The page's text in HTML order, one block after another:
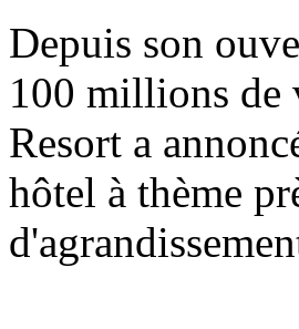
Depuis son
100 millions de
Resort a
hôtel à thème